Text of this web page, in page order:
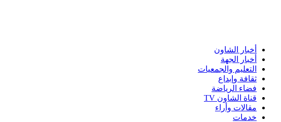
أخبار الشاون
أخبار الجهة
التعليم والجمعيات
ثقافة وإبداع
فضاء الرياضة
قناة الشاون TV
مقالات وأراء
خدمات